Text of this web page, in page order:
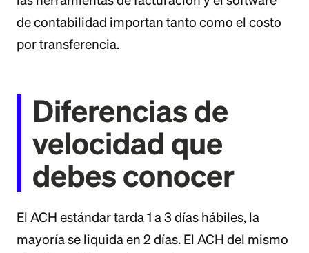
de contabilidad importan tanto como el costo
por transferencia.
Diferencias de
velocidad que
debes conocer
El ACH estándar tarda 1 a 3 días hábiles, la
mayoría se liquida en 2 días. El ACH del mismo